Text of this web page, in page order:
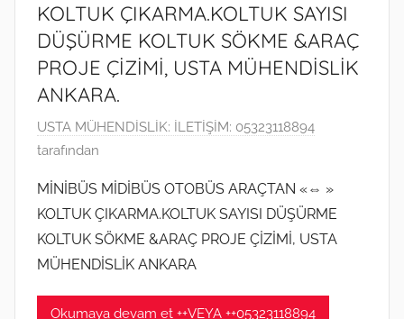
KOLTUK ÇIKARMA.KOLTUK SAYISI
DÜŞÜRME KOLTUK SÖKME &ARAÇ
PROJE ÇİZİMİ, USTA MÜHENDİSLİK
ANKARA.
3
A
u
s
t
o
USTA MÜHENDİSLİK: İLETİŞİM: 05323118894
tarafından
MİNİBÜS MİDİBÜS OTOBÜS ARAÇTAN «⇔ »
KOLTUK ÇIKARMA.KOLTUK SAYISI DÜŞÜRME
KOLTUK SÖKME &ARAÇ PROJE ÇİZİMİ, USTA
MÜHENDİSLİK ANKARA
Okumaya devam et ++VEYA ++05323118894